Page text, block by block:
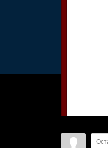
Войдите: